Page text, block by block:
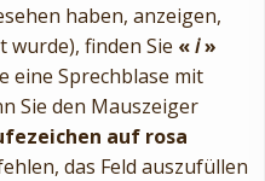
haben, anzeigen,
wurde), finden Sie «i»
eine Sprechblase mit
Sie den Mauszeiger
auf rosa
das Feld auszufüllen